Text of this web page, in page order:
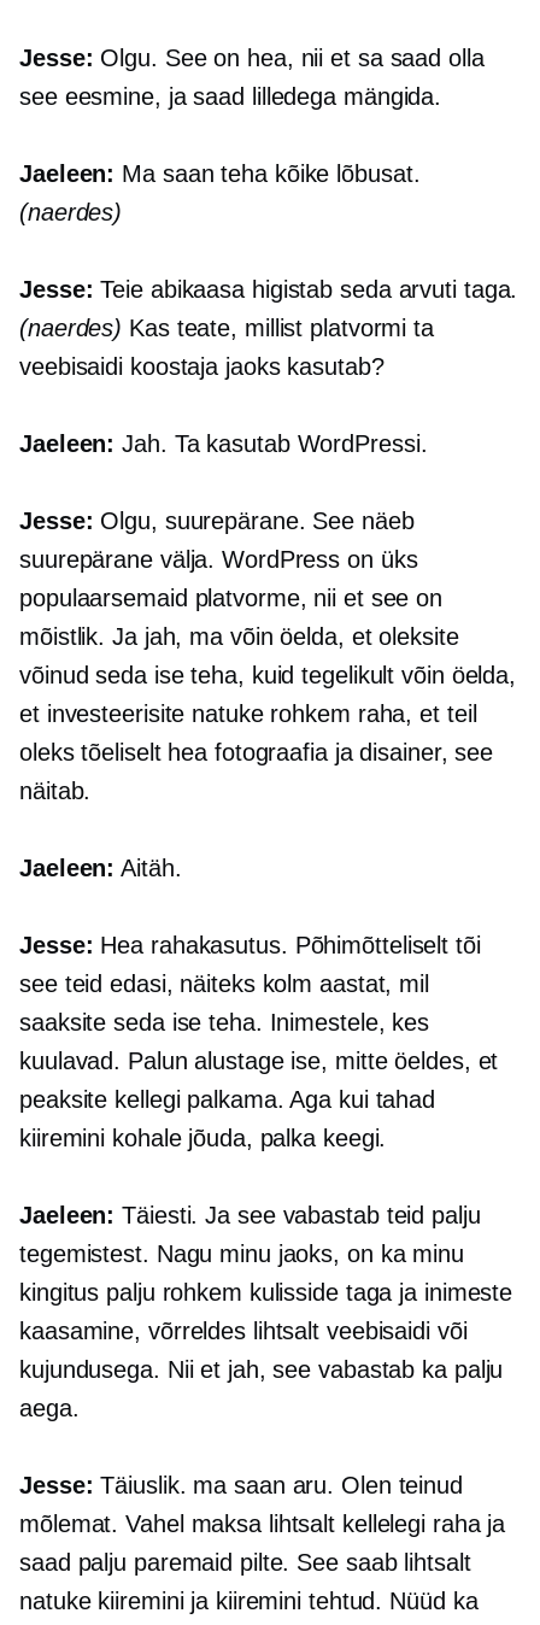
Jesse: Olgu. See on hea, nii et sa saad olla
see eesmine, ja saad lilledega mängida.
Jaeleen: Ma saan teha kõike lõbusat.
(naerdes)
Jesse: Teie abikaasa higistab seda arvuti taga.
(naerdes) Kas teate, millist platvormi ta
veebisaidi koostaja jaoks kasutab?
Jaeleen: Jah. Ta kasutab WordPressi.
Jesse: Olgu, suurepärane. See näeb
suurepärane välja. WordPress on üks
populaarsemaid platvorme, nii et see on
mõistlik. Ja jah, ma võin öelda, et oleksite
võinud seda ise teha, kuid tegelikult võin öelda,
et investeerisite natuke rohkem raha, et teil
oleks tõeliselt hea fotograafia ja disainer, see
näitab.
Jaeleen: Aitäh.
Jesse: Hea rahakasutus. Põhimõtteliselt tõi
see teid edasi, näiteks kolm aastat, mil
saaksite seda ise teha. Inimestele, kes
kuulavad. Palun alustage ise, mitte öeldes, et
peaksite kellegi palkama. Aga kui tahad
kiiremini kohale jõuda, palka keegi.
Jaeleen: Täiesti. Ja see vabastab teid palju
tegemistest. Nagu minu jaoks, on ka minu
kingitus palju rohkem kulisside taga ja inimeste
kaasamine, võrreldes lihtsalt veebisaidi või
kujundusega. Nii et jah, see vabastab ka palju
aega.
Jesse: Täiuslik. ma saan aru. Olen teinud
mõlemat. Vahel maksa lihtsalt kellelegi raha ja
saad palju paremaid pilte. See saab lihtsalt
natuke kiiremini ja kiiremini tehtud. Nüüd ka